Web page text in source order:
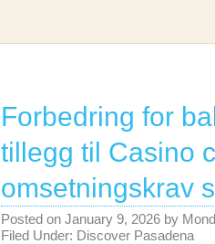
Forbedring for
tillegg til Casino
omsetningskrav
Posted on January 9, 2026 by
Filed Under: Discover Pasadena